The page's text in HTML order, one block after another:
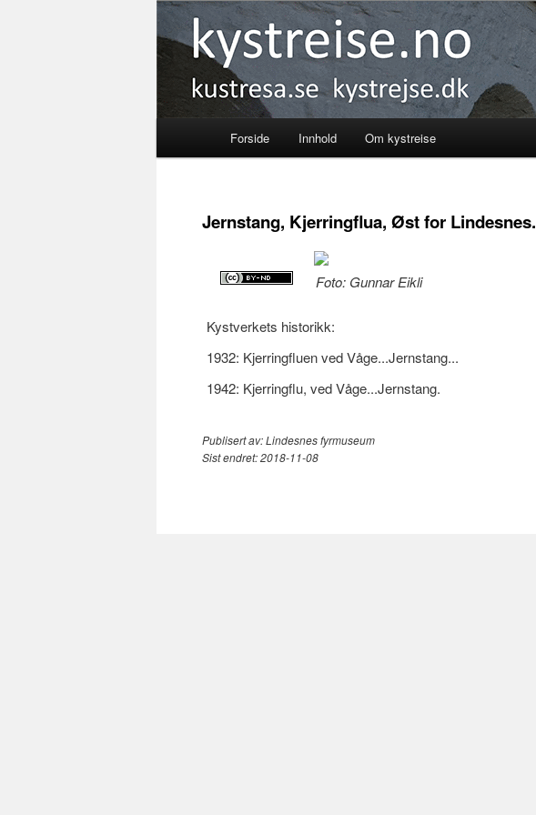
Kystreise
Skip
primary
content
Forside Innhold Om kystreise
Jernstang, Kjerringflua, Øst for Lindesnes.
Foto: Gunnar Eikli
Kystverkets historikk:
1932: Kjerringfluen ved Våge...Jernstang...
1942: Kjerringflu, ved Våge...Jernstang.
Publisert av:Lindesnes fyrmuseum
Sist endret:2018-11-08